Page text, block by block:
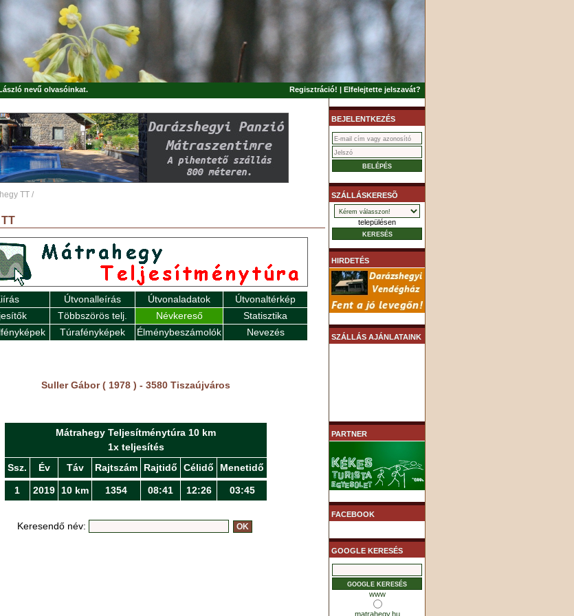
nevű olvasóinkat. Regisztráció! | Elfelejtette jelszavát?
TT /
Útvonalleírás Útvonaladatok
Útvonaltérkép
Többszörös telj. Névkereső
Statisztika
Túrafényképek Élménybeszámolók Nevezés
Suller Gábor ( 1978 ) - 3580 Tiszaújváros
Mátrahegy Teljesítménytúra 10 km
1x teljesítés
Ssz.
Év Táv Rajtszám Rajtidő Célidő Menetidő
1 2019 10 km 1354 08:41 12:26 03:45
Keresendő név:
BEJELENTKEZÉS
SZÁLLÁSKERESÕ
településen
HIRDETÉS
SZÁLLÁS AJÁNLATAINK
PARTNER
FACEBOOK
GOOGLE KERESÉS
www
matrahegy.hu